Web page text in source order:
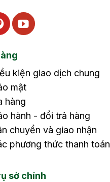
kiện giao dịch chung
mật
hàng
hành - đổi trả hàng
chuyển và giao nhận
phương thức thanh toán
sở chính